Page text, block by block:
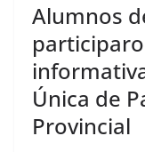
Alumnos
Única de
Provincial